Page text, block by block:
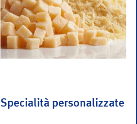
Specialità personalizzate